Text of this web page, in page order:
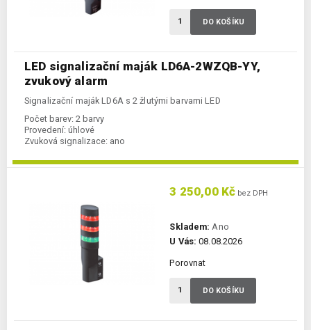
LED signalizační maják LD6A-2WZQB-YY,
zvukový alarm
Signalizační maják LD6A s 2 žlutými barvami LED
Počet barev: 2 barvy
Provedení: úhlové
Zvuková signalizace: ano
DO KOŠÍKU
3 250,00 Kč bez DPH
Skladem: Ano
U Vás: 08.08.2026
Porovnat
DO KOŠÍKU